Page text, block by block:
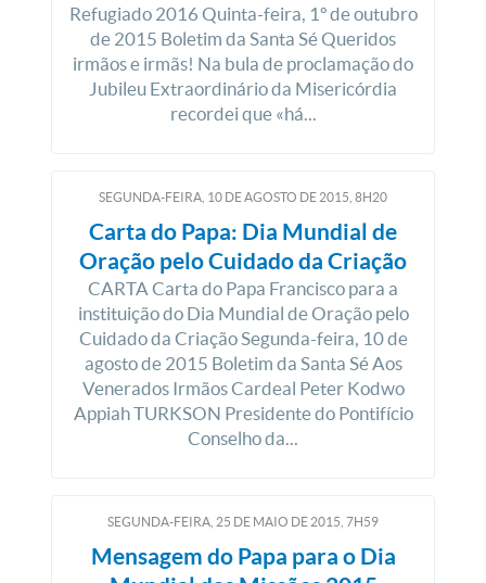
Refugiado 2016 Quinta-feira, 1º de outubro
de 2015 Boletim da Santa Sé Queridos
irmãos e irmãs! Na bula de proclamação do
Jubileu Extraordinário da Misericórdia
recordei que «há...
SEGUNDA-FEIRA, 10 DEAGOSTO DE 2015, 8H20
Carta do Papa: Dia Mundial de
Oração pelo Cuidado da Criação
CARTA Carta do Papa Francisco para a
instituição do Dia Mundial de Oração pelo
Cuidado da Criação Segunda-feira, 10 de
agosto de 2015 Boletim da Santa Sé Aos
Venerados Irmãos Cardeal Peter Kodwo
Appiah TURKSON Presidente do Pontifício
Conselho da...
SEGUNDA-FEIRA, 25 DE MAIO DE 2015, 7H59
Mensagem do Papa para o Dia